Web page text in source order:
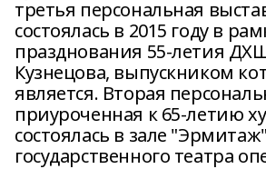
третья персональная
состоялась в 2015 году в
празднования 55-летия
Кузнецова, выпускником
является. Вторая
приуроченная к 65-летию
состоялась в зале
государственного театра